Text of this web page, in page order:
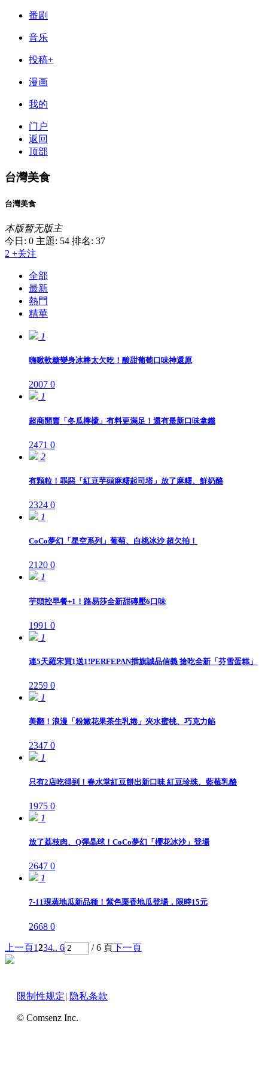
番剧
音乐
投稿+
漫画
我的
门户
返回
顶部
台灣美食
台灣美食
本版暂无版主
今日: 0 主題: 54 排名: 37
2 +关注
全部
最新
熱門
精華
1
嗨啾軟糖變身冰棒太欠吃！酸甜葡萄口味神還原
2007 0
1
超商開賣「冬瓜檸檬」有料更滿足！還有最新口味拿鐵
2471 0
2
有顆粒！罪惡「紅豆芋頭麻糬起司塔」放了麻糬、鮮奶酪
2324 0
1
CoCo夢幻「星空系列」葡萄、白桃冰沙 超欠拍！
2120 0
1
芋頭控早餐+1！路易莎全新甜磚壓6口味
1991 0
1
連5天羅宋買1送1!PERFEPAN插旗誠品信義 搶吃全新「芬雪蛋糕」
2259 0
1
美翻！浪漫「粉嫩花果茶生乳捲」夾水蜜桃、巧克力餡
2347 0
1
只有2店吃得到！春水堂紅豆餅出新口味 紅豆珍珠、藍莓乳酪
1975 0
1
放了荔枝肉、Q彈晶球！CoCo夢幻「櫻花冰沙」登場
2647 0
1
7-11現蒸地瓜新品種！紫色栗香地瓜登場，限時15元
2668 0
上一頁1234.. 6 / 6 頁下一頁
限制性规定| 隐私条款
© Comsenz Inc.